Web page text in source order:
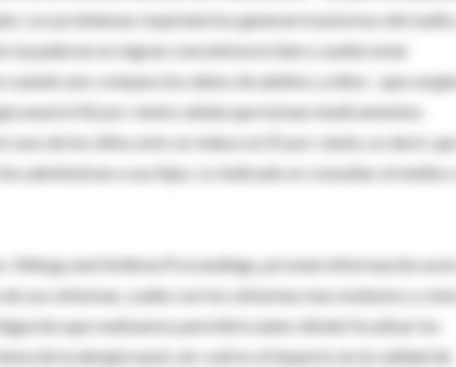
Los problemas respiratorios generan trastornos del sueño,
la padecen no logran concentrarse bien y suelen estar
uno compara los datos de adultos y niños –que
nasal el 42 por ciento señala que toman medicamentos
de los niños esto se reduce al 25 por ciento, es decir, que
administran a sus hijos. Lo indicado es consultar al médico y
Allergy and Asthma Proceedings, proveen información
sus síntomas, cuáles son los síntomas mas molestos y cómo
que realizamos permitirá saber dónde focalizar los
de la alergia nasal, ver cuál es el impacto en la calidad de